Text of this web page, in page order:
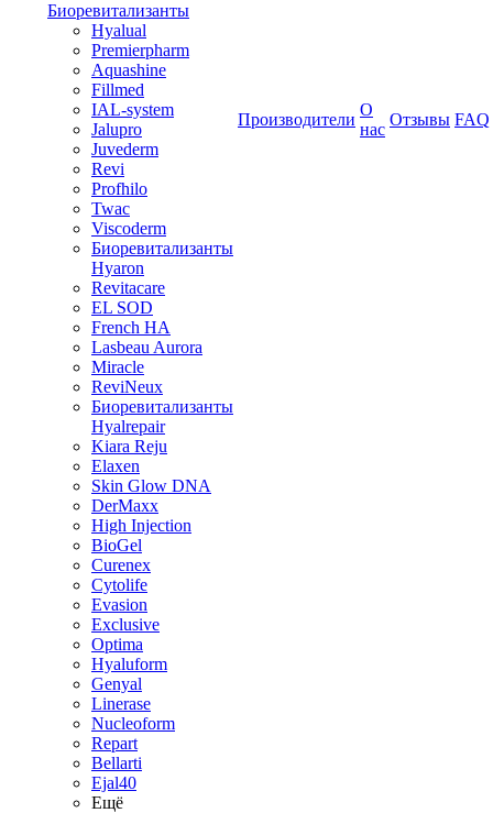
Биоревитализанты
Hyalual
Premierpharm
Aquashine
Fillmed
IAL-system
Jalupro
Juvederm
Revi
Profhilo
Twac
Viscoderm
Биоревитализанты
Hyaron
Revitacare
EL SOD
French HA
Lasbeau Aurora
Miracle
ReviNeux
Биоревитализанты
Hyalrepair
Kiara Reju
Elaxen
Skin Glow DNA
DerMaxx
High Injection
BioGel
Curenex
Cytolife
Evasion
Exclusive
Optima
Hyaluform
Genyal
Linerase
Nucleoform
Repart
Bellarti
Ejal40
Ещё
Производители
О
нас
Отзывы FAQ